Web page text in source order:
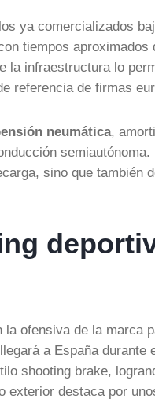
ya comercializados
tiempos aproximados
la infraestructura lo
referencia de firmas
neumática,
sino que también
ofensiva de la marca
a España durante
shooting brake,
exterior destaca por